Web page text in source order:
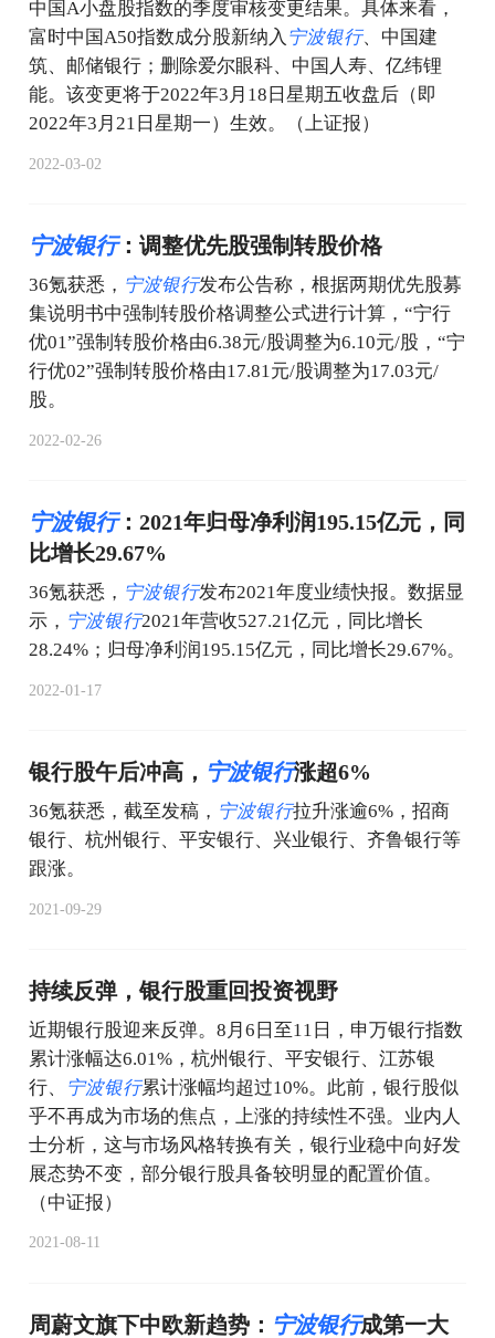
中国A小盘股指数的季度审核变更结果。具体来看，
富时中国A50指数成分股新纳入 宁波银行、中国建
筑、邮储银行；删除爱尔眼科、中国人寿、亿纬锂
能。该变更将于2022年3月18日星期五收盘后（即
2022年3月21日星期一）生效。（上证报）
2022-03-02
宁波银行：调整优先股强制转股价格
36氪获悉， 宁波银行发布公告称，根据两期优先股募
集说明书中强制转股价格调整公式进行计算，“宁行
优01”强制转股价格由6.38元/股调整为6.10元/股，“宁
行优02”强制转股价格由17.81元/股调整为17.03元/
股。
2022-02-26
宁波银行：2021年归母净利润195.15亿元，同
比增长29.67%
36氪获悉， 宁波银行发布2021年度业绩快报。数据显
示， 宁波银行2021年营收527.21亿元，同比增长
28.24%；归母净利润195.15亿元，同比增长29.67%。
2022-01-17
银行股午后冲高， 宁波银行涨超6%
36氪获悉，截至发稿， 宁波银行拉升涨逾6%，招商
银行、杭州银行、平安银行、兴业银行、齐鲁银行等
跟涨。
2021-09-29
持续反弹，银行股重回投资视野
近期银行股迎来反弹。8月6日至11日，申万银行指数
累计涨幅达6.01%，杭州银行、平安银行、江苏银
行、
宁波银行累计涨幅均超过10%。此前，银行股似
乎不再成为市场的焦点，上涨的持续性不强。业内人
士分析，这与市场风格转换有关，银行业稳中向好发
展态势不变，部分银行股具备较明显的配置价值。
（中证报）
2021-08-11
周蔚文旗下中欧新趋势： 宁波银行成第一大